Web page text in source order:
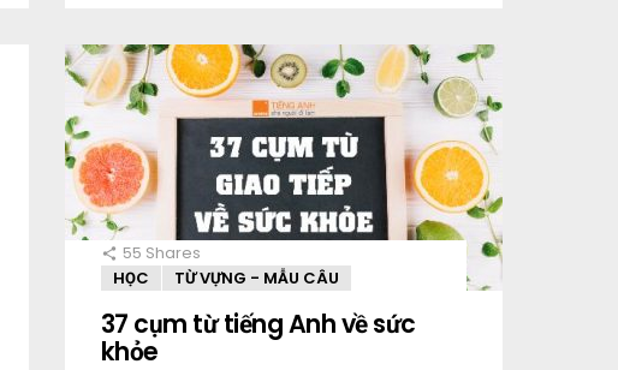
55 Shares
HỌC
TỪ VỰNG - MẪU CÂU
37 cụm từ tiếng Anh về sức
khỏe